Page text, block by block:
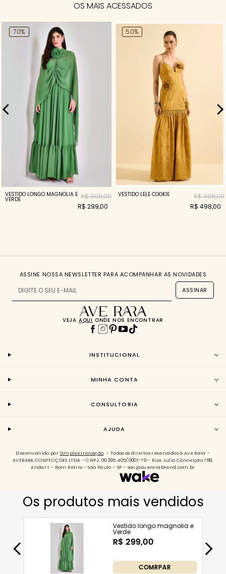
OS MAIS ACESSADOS
70%
VESTIDO LONGO MAGNOLIA E
VERDE
R$ 998,00
R$ 299,00
50%
VESTIDO LELE COOKIE
R$ 998,00
R$ 498,00
ASSINE NOSSA NEWSLETTER PARA ACOMPANHAR AS NOVIDADES
ASSINAR
VEJA AQUI ONDE NOS ENCONTRAR
INSTITUCIONAL
MINHA CONTA
CONSULTORIA
AJUDA
Desenvolvido por Simples.Inovação. – Todos os direitos reservados à Ave Rara –
AVERARA CONFECÇÕES LTDA – CNPJ: 09.295.405/0001-79 – Rua Julio Conceição 788,
Andar 1 – Bom Retiro – São Paulo – SP – sac@averarabrand.com.br